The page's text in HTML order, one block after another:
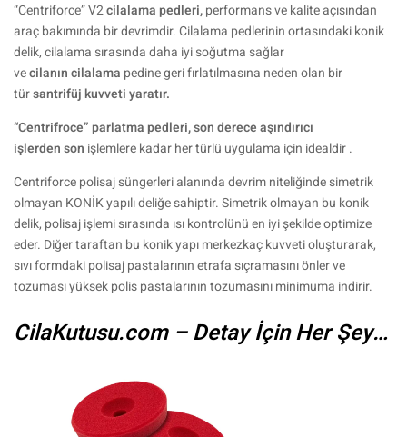
“Centriforce” V2cilalama pedleri,performans ve kalite açısından
araç bakımında bir devrimdir. Cilalama pedlerinin ortasındaki konik
delik, cilalama sırasında daha iyi soğutma sağlar
vecilanıncilalama pedine geri fırlatılmasına neden olan bir
türsantrifüj kuvveti yaratır.
“Centrifroce” parlatma pedleri, son derece aşındırıcı
işlerdenson işlemlere kadar her türlü uygulama için idealdir .
Centriforce polisaj süngerleri alanında devrim niteliğinde simetrik
olmayan KONİK yapılı deliğe sahiptir. Simetrik olmayan bu konik
delik, polisaj işlemi sırasında ısı kontrolünü en iyi şekilde optimize
eder. Diğer taraftan bu konik yapı merkezkaç kuvveti oluşturarak,
sıvı formdaki polisaj pastalarının etrafa sıçramasını önler ve
tozuması yüksek polis pastalarının tozumasını minimuma indirir.
CilaKutusu.com – Detay İçin Her Şey…